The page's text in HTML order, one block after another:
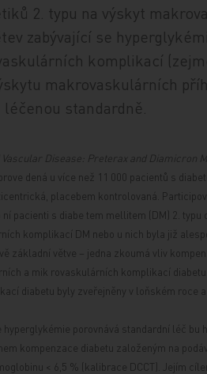
2. typu na výskyt
zabývající se
komplikací
makrovaskulárních
standardně.
Vascular Disease: Preterax and Diamicron
dená u více než 11 000 pacientů s
placebem kontrolovaná.
pacienti s diabe tem mellitem (DM) 2.
komplikací DM nebo u nich byla již
základní větve – jedna zkoumá vliv
a mik rovaskulárních komplikací
diabetu byly zveřejněny v loňském roce
hyperglykémie porovnává standardní léč bu
kompenzace diabetu založeným na
< 6,5 % (kalibrace DCCT).
Jejím